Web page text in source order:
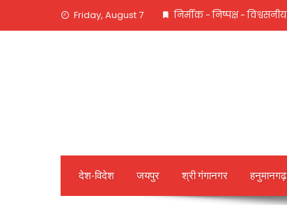
Friday, August 7 निर्मीक - निष्पक्ष - विश्वसनीय
देश-विदेश जयपुर श्री गंगानगर हनुमानगढ़